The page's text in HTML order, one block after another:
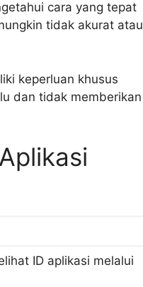
cara yang tepat
tidak akurat atau
keperluan khusus
dan tidak memberikan
ID aplikasi melalui